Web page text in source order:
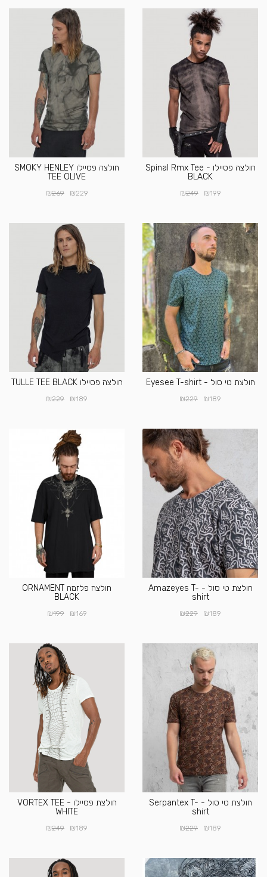
חולצה פסיילו Spinal Rmx Tee -
BLACK
₪199
₪249
חולצה פסיילו SMOKY HENLEY
TEE OLIVE
₪229
₪269
חולצת טי סול - Eyesee T-shirt
₪189
₪229
חולצה פסיילו TULLE TEE BLACK
₪189
₪229
חולצת טי סול - Amazeyes T-
shirt
₪189
₪229
חולצה פלזמה ORNAMENT
BLACK
₪169
₪199
חולצת טי סול - Serpantex T-
shirt
₪189
₪229
חולצת פסיילו VORTEX TEE -
WHITE
₪189
₪249